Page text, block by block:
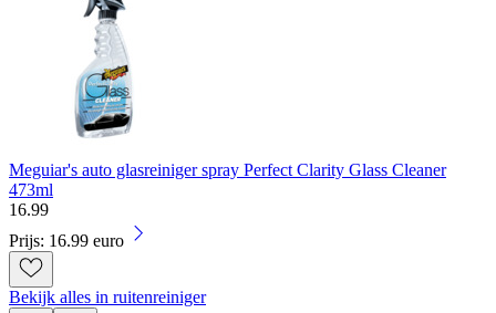
Meguiar's auto glasreiniger spray Perfect Clarity Glass Cleaner
473ml
16.99
Prijs: 16.99 euro
Bekijk alles in ruitenreiniger